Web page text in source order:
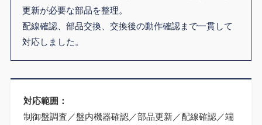
更新が必要な部品を整理。
配線確認、部品交換、交換後の動作確認まで一貫して
対応しました。
対応範囲：
制御盤調査／盤内機器確認／部品更新／配線確認／端